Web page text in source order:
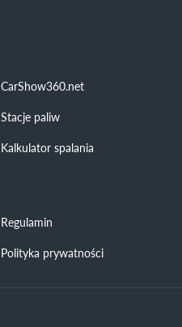
CarShow360.net
Stacje paliw
Kalkulator spalania
Regulamin
Polityka prywatności